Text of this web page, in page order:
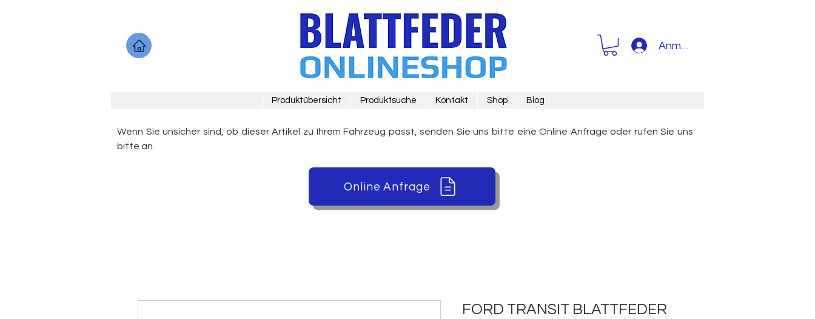
Anmelden
Produktübersicht Produktsuche Kontakt Shop Blog
Wenn Sie unsicher sind, ob dieser Artikel zu Ihrem Fahrzeug passt, senden Sie uns bitte eine Online Anfrage oder rufen Sie uns
bitte an.
Online Anfrage
FORD TRANSIT BLATTFEDER